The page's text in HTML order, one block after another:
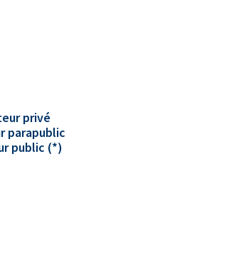
privé
parapublic
public (*)